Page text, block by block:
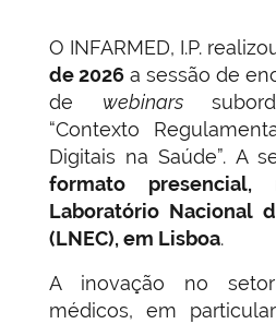
O INFARMED, I.P.
de 2026 a sessão de
de webinars
“Contexto
Digitais na Saúde”. A
formato presencial,
Laboratório Nacional
(LNEC), em Lisboa.
A inovação no
médicos, em